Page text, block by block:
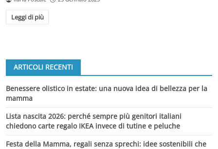
Leggi di più
ARTICOLI RECENTI
Benessere olistico in estate: una nuova idea di bellezza per la
mamma
Lista nascita 2026: perché sempre più genitori italiani
chiedono carte regalo IKEA invece di tutine e peluche
Festa della Mamma, regali senza sprechi: idee sostenibili che